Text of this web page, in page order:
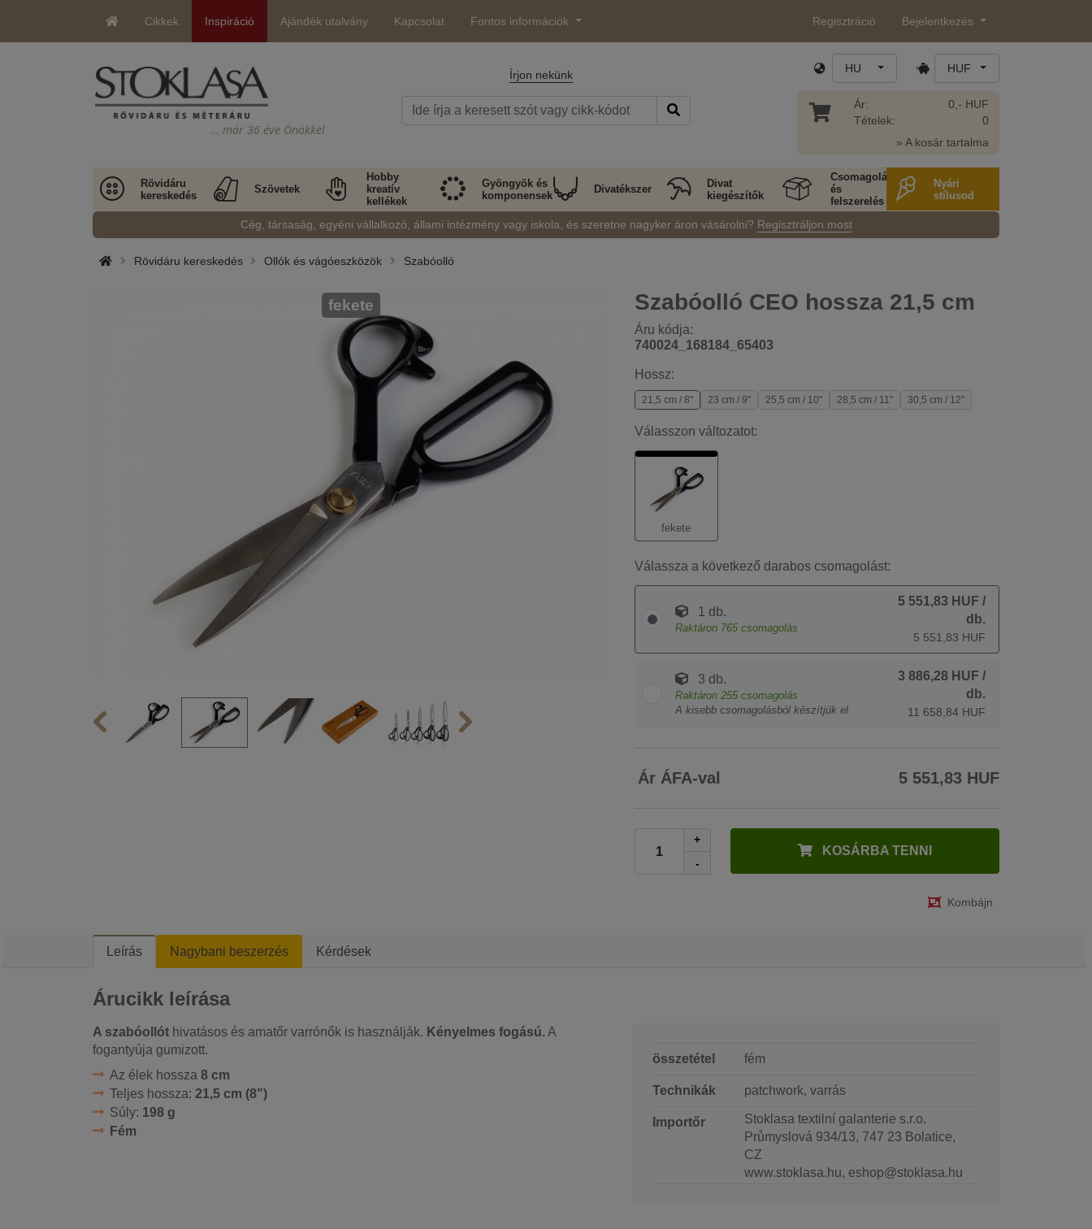
Cikkek Inspiráció Ajándék utalvány Kapcsolat Fontos információk Regisztráció Bejelentkezés
… már 36 éve Önökkel
Írjon nekünk HU HUF
Ár:
Tételek:
0,- HUF
0
» A kosár tartalma
Rövidáru
kereskedés
Szövetek
Hobby
kreatív
kellékek
Gyöngyök és
komponensek
Divatékszer
Divat
kiegészítők
Csomagolás
és
felszerelés
Nyári
stílusod
Cég, társaság, egyéni vállalkozó, állami intézmény vagy iskola, és szeretne nagyker áron vásárolni? Regisztráljon most
Rövidáru kereskedés Ollók és vágóeszközök Szabóolló
Szabóolló CEO hossza 21,5 cm
Áru kódja:
740024_168184_65403
fekete
Hossz:
21,5 cm / 8" 23 cm / 9" 25,5 cm / 10" 28,5 cm / 11" 30,5 cm / 12"
Válasszon változatot:
fekete
Válassza a következő darabos csomagolást:
1 db.
Raktáron 765 csomagolás
5 551,83 HUF /
db.
5 551,83 HUF
3 db.
Raktáron 255 csomagolás
A kisebb csomagolásból készítjük el
3 886,28 HUF /
db.
11 658,84 HUF
Ár ÁFA-val 5 551,83 HUF
+
-
KOSÁRBA TENNI
Kombájn
Leírás Nagybani beszerzés Kérdések
Árucikk leírása
A szabóollót hivatásos és amatőr varrónők is használják. Kényelmes fogású.A
fogantyúja gumizott.
Az élek hossza 8 cm
Teljes hossza: 21,5 cm (8")
Súly: 198 g
Fém
összetétel fém
Technikák patchwork, varrás
Importőr
Stoklasa textilní galanterie s.r.o.
Průmyslová 934/13, 747 23 Bolatice,
CZ
www.stoklasa.hu, eshop@stoklasa.hu